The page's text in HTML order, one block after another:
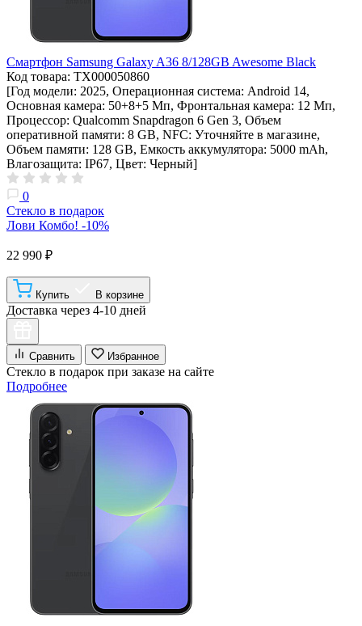
Смартфон Samsung Galaxy A36 8/128GB Awesome Black
Код товара: ТХ000050860
[Год модели: 2025, Операционная система: Android 14,
Основная камера: 50+8+5 Мп, Фронтальная камера: 12 Мп,
Процессор: Qualcomm Snapdragon 6 Gen 3, Объем
оперативной памяти: 8 GB, NFC: Уточняйте в магазине,
Объем памяти: 128 GB, Емкость аккумулятора: 5000 mAh,
Влагозащита: IP67, Цвет: Черный]
0
Стекло в подарок
Лови Комбо! -10%
22 990 ₽
Купить В корзине
Доставка через 4-10 дней
Сравнить Избранное
Стекло в подарок при заказе на сайте
Подробнее